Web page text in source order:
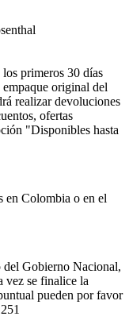
primeros 30 días
original del
realizar devoluciones
ofertas
"Disponibles hasta
en Colombia o en el
del Gobierno Nacional,
vez se finalice la
pueden por favor